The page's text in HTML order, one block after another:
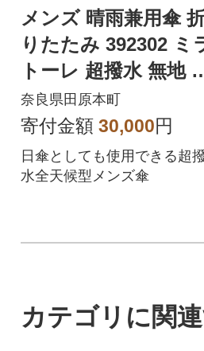
メンズ 晴雨兼用傘
りたたみ 392302 ミ
トーレ 超撥水 無地
本製 ブラック
奈良県田原本町
寄付金額 30,000円
日傘としても使用できる超
水全天候型メンズ傘
カテゴリに関